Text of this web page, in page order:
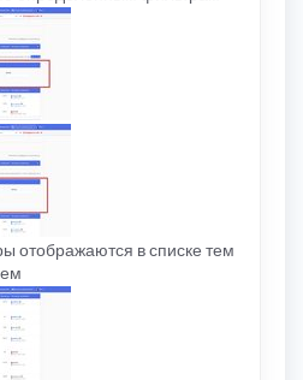
отображаются в списке тем